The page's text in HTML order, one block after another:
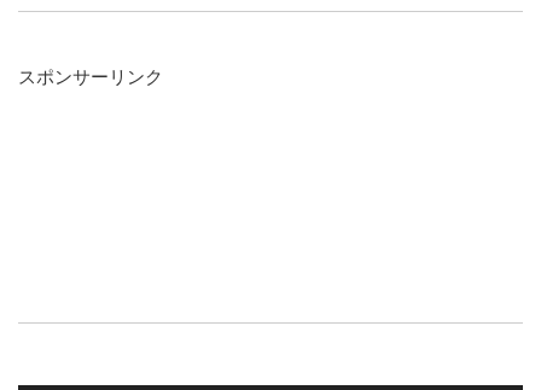
スポンサーリンク